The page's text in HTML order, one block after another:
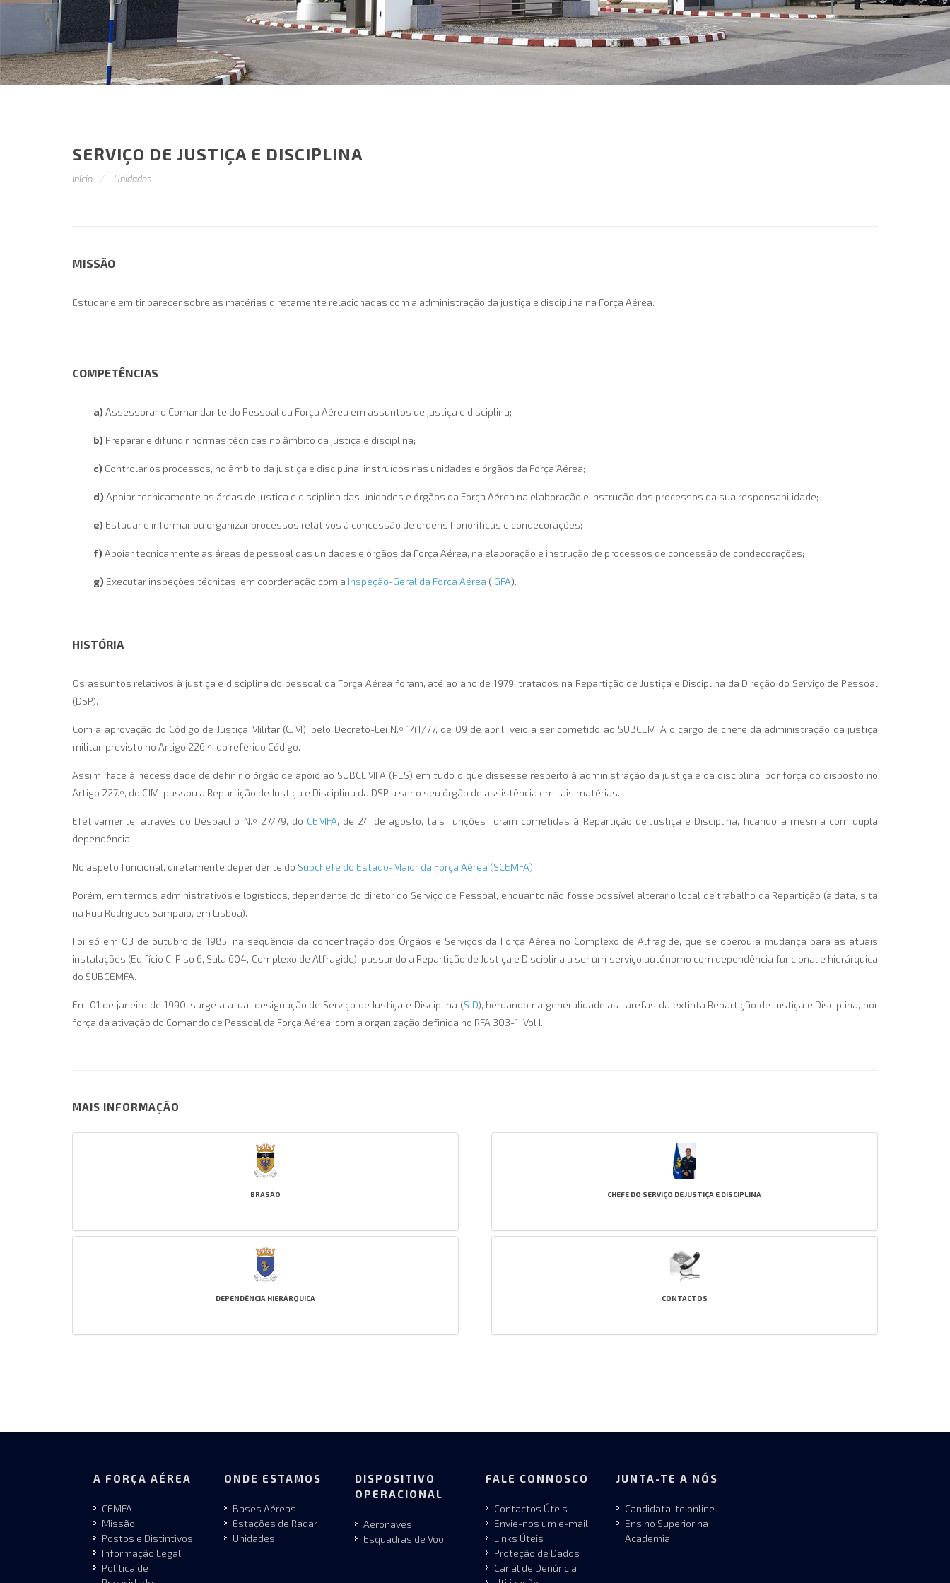
SERVIÇO DE JUSTIÇA E DISCIPLINA
Início Unidades
MISSÃO
Estudar e emitir parecer sobre as matérias diretamente relacionadas com a administração da justiça e disciplina na Força Aérea.
COMPETÊNCIAS
a)Assessorar o Comandante do Pessoal da Força Aérea em assuntos de justiça e disciplina;
b) Preparar e difundir normas técnicas no âmbito da justiça e disciplina;
c) Controlar os processos, no âmbito da justiça e disciplina, instruídos nas unidades e órgãos da Força Aérea;
d)Apoiar tecnicamente as áreas de justiça e disciplina das unidades e órgãos da Força Aérea na elaboração e instrução dos processos da sua responsabilidade;
e) Estudar e informar ou organizar processos relativos à concessão de ordens honoríficas e condecorações;
f)Apoiar tecnicamente as áreas de pessoal das unidades e órgãos da Força Aérea, na elaboração e instrução de processos de concessão de condecorações;
g) Executar inspeções técnicas, em coordenação com a Inspeção-Geral da Força Aérea (IGFA).
HISTÓRIA
Os assuntos relativos à justiça e disciplina do pessoal da Força Aérea foram, até ao ano de 1979, tratados na Repartição de Justiça e Disciplina da Direção do Serviço de Pessoal
(DSP).
Com a aprovação do Código de Justiça Militar (CJM), pelo Decreto-Lei N.º 141/77, de 09 de abril, veio a ser cometido ao SUBCEMFA o cargo de chefe da administração da justiça
militar, previsto no Artigo 226.º, do referido Código.
Assim, face à necessidade de definir o órgão de apoio ao SUBCEMFA (PES) em tudo o que dissesse respeito à administração da justiça e da disciplina, por força do disposto no
Artigo 227.º, do CJM, passou a Repartição de Justiça e Disciplina da DSP a ser o seu órgão de assistência em tais matérias.
Efetivamente, através do Despacho N.º 27/79, do CEMFA, de 24 de agosto, tais funções foram cometidas à Repartição de Justiça e Disciplina, ficando a mesma com dupla
dependência:
No aspeto funcional, diretamente dependente do Subchefe do Estado-Maior da Força Aérea (SCEMFA);
Porém, em termos administrativos e logísticos, dependente do diretor do Serviço de Pessoal, enquanto não fosse possível alterar o local de trabalho da Repartição (à data, sita
na Rua Rodrigues Sampaio, em Lisboa).
Foi só em 03 de outubro de 1985, na sequência da concentração dos Órgãos e Serviços da Força Aérea no Complexo de Alfragide, que se operou a mudança para as atuais
instalações (Edifício C, Piso 6, Sala 604, Complexo de Alfragide), passando a Repartição de Justiça e Disciplina a ser um serviço autónomo com dependência funcional e hierárquica
do SUBCEMFA.
Em 01 de janeiro de 1990, surge a atual designação de Serviço de Justiça e Disciplina (SJD), herdando na generalidade as tarefas da extinta Repartição de Justiça e Disciplina, por
força da ativação do Comando de Pessoal da Força Aérea, com a organização definida no RFA 303-1, Vol I.
MAIS INFORMAÇÃO
BRASÃO CHEFE DO SERVIÇO DE JUSTIÇA E DISCIPLINA
DEPENDÊNCIA HIERÁRQUICA CONTACTOS
A FORÇA AÉREA
CEMFA
Missão
Postos e Distintivos
Informação Legal
Política de
ONDE ESTAMOS
Bases Aéreas
Estações de Radar
Unidades
DISPOSITIVO
OPERACIONAL
Aeronaves
Esquadras de Voo
FALE CONNOSCO
Contactos Úteis
Envie-nos um e-mail
Links Úteis
Proteção de Dados
Canal de Denúncia
JUNTA-TE A NÓS
Candidata-te online
Ensino Superior na
Academia